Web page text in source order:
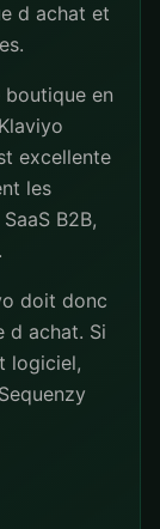
d achat et
boutique en
excellente
les
B2B,
doit donc
d achat. Si
logiciel,